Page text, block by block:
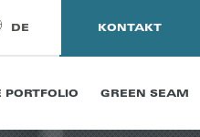
DE KONTAKT
PORTFOLIO GREEN SEAM